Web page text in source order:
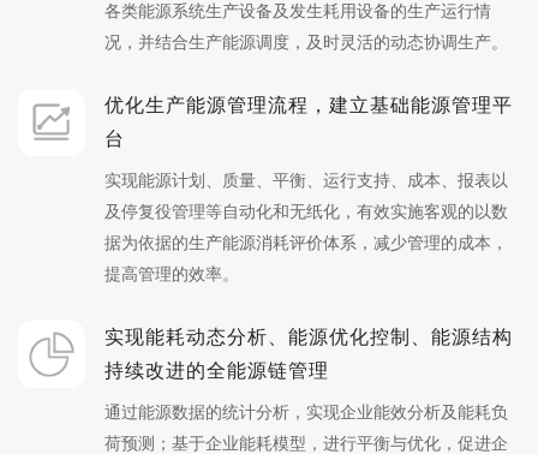
各类能源系统生产设备及发生耗用设备的生产运行情
况，并结合生产能源调度，及时灵活的动态协调生产。
优化生产能源管理流程，建立基础能源管理平
台
实现能源计划、质量、平衡、运行支持、成本、报表以
及停复役管理等自动化和无纸化，有效实施客观的以数
据为依据的生产能源消耗评价体系，减少管理的成本，
提高管理的效率。
实现能耗动态分析、能源优化控制、能源结构
持续改进的全能源链管理
通过能源数据的统计分析，实现企业能效分析及能耗负
荷预测；基于企业能耗模型，进行平衡与优化，促进企